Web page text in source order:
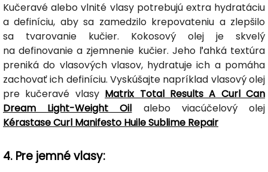
Kučeravé alebo vlnité vlasy potrebujú extra hydratáciu
a definíciu, aby sa zamedzilo krepovateniu a zlepšilo
sa tvarovanie kučier. Kokosový olej je skvelý
na definovanie a zjemnenie kučier. Jeho ľahká textúra
preniká do vlasových vlasov, hydratuje ich a pomáha
zachovať ich definíciu. Vyskúšajte napríklad vlasový olej
pre kučeravé vlasy Matrix Total Results A Curl Can
Dream Light-Weight Oil alebo viacúčelový olej
Kérastase Curl Manifesto Huile Sublime Repair
4. Pre jemné vlasy: